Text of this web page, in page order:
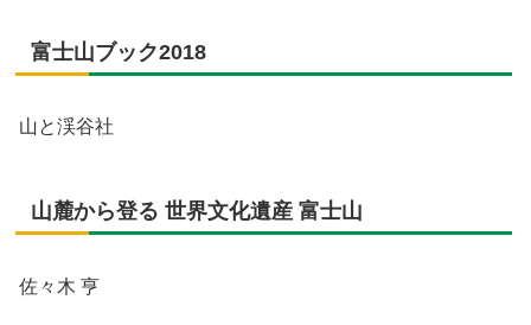
富士山ブック2018
山と渓谷社
山麓から登る 世界文化遺産 富士山
佐々木 亨